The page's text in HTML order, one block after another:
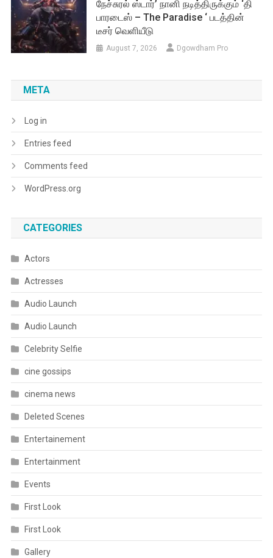
நேச்சுரல் ஸ்டார்’ நானி நடித்திருக்கும் ‘தி
பாரடைஸ் – The Paradise ‘ படத்தின்
டீசர் வெளியீடு
August 7, 2026 Dgowdham Pro
META
Log in
Entries feed
Comments feed
WordPress.org
CATEGORIES
Actors
Actresses
Audio Launch
Audio Launch
Celebrity Selfie
cine gossips
cinema news
Deleted Scenes
Entertainement
Entertainment
Events
First Look
First Look
Gallery